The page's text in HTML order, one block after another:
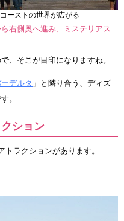
ーストの世界が広がる
右側奥へ進み、ミステリアス
、そこが目印になりますね。
デルタ 」と隣り合う、ディズ
。
ション
ラクションがあります。